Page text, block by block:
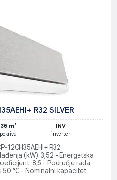
R32 SILVER
35 m²
pokriva
INV
inverter
12CH35AEHI+ R32
(kW): 3,52 - Energetska
8,5 - Područje rada
50 °C - Nominalni kapacitet